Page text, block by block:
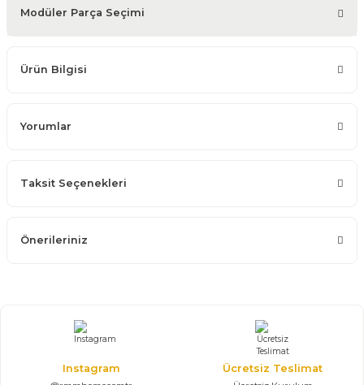
Modüler Parça Seçimi
Ürün Bilgisi
Yorumlar
Taksit Seçenekleri
Önerileriniz
Instagram Ücretsiz Teslimat